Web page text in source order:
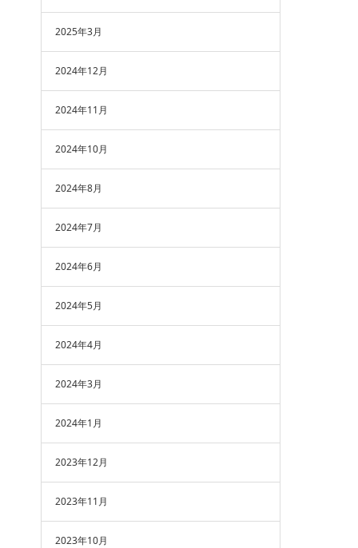
2025年3月
2024年12月
2024年11月
2024年10月
2024年8月
2024年7月
2024年6月
2024年5月
2024年4月
2024年3月
2024年1月
2023年12月
2023年11月
2023年10月